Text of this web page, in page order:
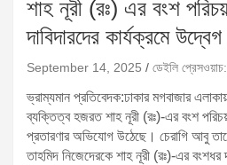
শাহ নূরী (রঃ) এর বংশ
দাবিদারদের কার্যক্রমে উদ্বেগ
September 14, 2025 ডেইলি প্রেসওয়াচ:
ভ্রাম্যমান প্রতিবেদক:ঢাকার মগবাজার
ব্যক্তিত্ব হজরত শাহ নূরী (রঃ)-এর বংশ
প্রতারণার অভিযোগ উঠেছে। চেরাগি আবু
তাহমিদ নিজেদেরকে শাহ নূরী (রঃ)-এর বংশধর